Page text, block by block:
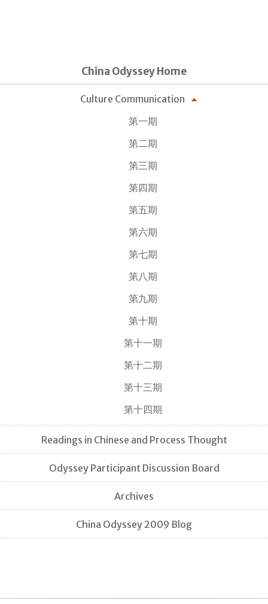
China Odyssey Home
Culture Communication
第一期
第二期
第三期
第四期
第五期
第六期
第七期
第八期
第九期
第十期
第十一期
第十二期
第十三期
第十四期
Readings in Chinese and Process Thought
Odyssey Participant Discussion Board
Archives
China Odyssey 2009 Blog